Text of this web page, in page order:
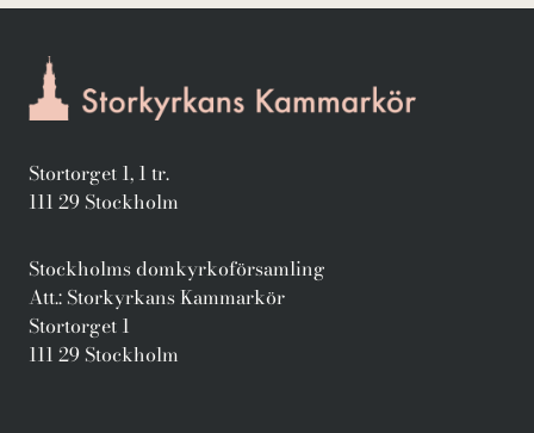
Stortorget 1, 1 tr.
111 29 Stockholm
Stockholms domkyrkoförsamling
Att.: Storkyrkans Kammarkör
Stortorget 1
111 29 Stockholm